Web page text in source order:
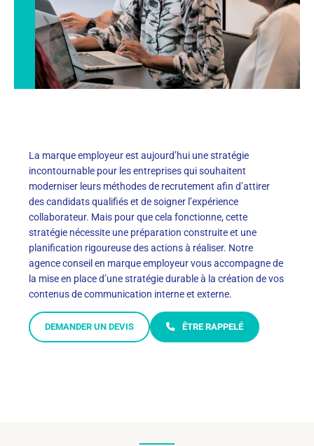
La marque employeur est aujourd’hui une stratégie
incontournable pour les entreprises qui souhaitent
moderniser leurs méthodes de recrutement afin d’attirer
des candidats qualifiés et de soigner l’expérience
collaborateur. Mais pour que cela fonctionne, cette
stratégie nécessite une préparation construite et une
planification rigoureuse des actions à réaliser. Notre
agence conseil en marque employeur vous accompagne de
la mise en place d’une stratégie durable à la création de vos
contenus de communication interne et externe.
DEMANDER UN DEVIS ÊTRE RAPPELÉ